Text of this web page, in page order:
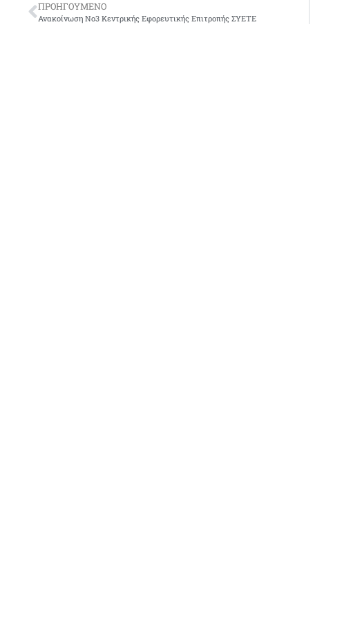
ΠΡΟΗΓΟΎΜΕΝΟ
Ανακοίνωση Νο3 Κεντρικής Εφορευτικής Επιτροπής ΣΥΕΤΕ